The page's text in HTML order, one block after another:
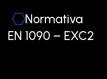
Normativa
EN 1090 – EXC2